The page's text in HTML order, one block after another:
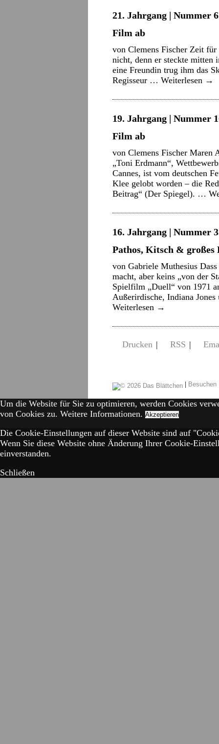
21. Jahrgang | Nummer
Film ab
von Clemens Fischer Zeit
nicht, denn er steckte mitten
eine Freundin trug ihm das
Regisseur … Weiterlesen →
19. Jahrgang | Nummer
Film ab
von Clemens Fischer Maren
„Toni Erdmann“,
Cannes, ist vom deutschen
Klee gelobt worden – die
Beitrag“ (Der Spiegel). …
16. Jahrgang | Nummer
Pathos, Kitsch & großes
von Gabriele Muthesius
macht, aber keins „von der
Spielfilm „Duell“ von 1971
Außerirdische, Indiana
Weiterlesen →
Drucken | RSS |
|
Um die Website für Sie zu optimieren, werden Cookies
von Cookies zu. Weitere Informationen. Akzeptieren
Die Cookie-Einstellungen auf dieser Website sind auf
Wenn Sie diese Website ohne Änderung Ihrer Cookie-
einverstanden.
Schließen